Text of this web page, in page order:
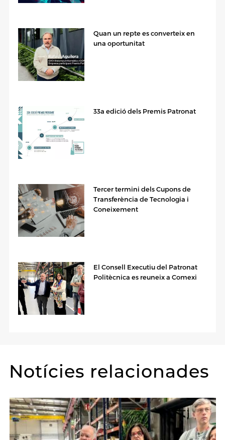
Quan un repte es converteix en
una oportunitat
33a edició dels Premis Patronat
Tercer termini dels Cupons de
Transferència de Tecnologia i
Coneixement
El Consell Executiu del Patronat
Politècnica es reuneix a Comexi
Notícies relacionades